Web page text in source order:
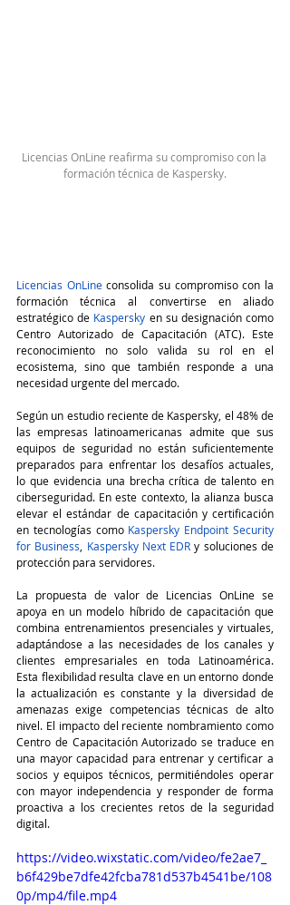
Licencias OnLine reafirma su compromiso con la
formación técnica de Kaspersky.
Licencias OnLine consolida su compromiso con la
formación técnica al convertirse en aliado
estratégico de Kaspersky en su designación como
Centro Autorizado de Capacitación (ATC). Este
reconocimiento no solo valida su rol en el
ecosistema, sino que también responde a una
necesidad urgente del mercado.
Según un estudio reciente de Kaspersky, el 48% de
las empresas latinoamericanas admite que sus
equipos de seguridad no están suficientemente
preparados para enfrentar los desafíos actuales,
lo que evidencia una brecha crítica de talento en
ciberseguridad. En este contexto, la alianza busca
elevar el estándar de capacitación y certificación
en tecnologías como Kaspersky Endpoint Security
for Business
Kaspersky Next EDR y soluciones de
protección para servidores.
La propuesta de valor de Licencias OnLine se
apoya en un modelo híbrido de capacitación que
combina entrenamientos presenciales y virtuales,
adaptándose a las necesidades de los canales y
clientes empresariales en toda Latinoamérica.
Esta flexibilidad resulta clave en un entorno donde
la actualización es constante y la diversidad de
amenazas exige competencias técnicas de alto
nivel. El impacto del reciente nombramiento como
Centro de Capacitación Autorizado se traduce en
una mayor capacidad para entrenar y certificar a
socios y equipos técnicos, permitiéndoles operar
con mayor independencia y responder de forma
proactiva a los crecientes retos de la seguridad
digital.
https://video.wixstatic.com/video/fe2ae7_
b6f429be7dfe42fcba781d537b4541be/108
0p/mp4/file.mp4